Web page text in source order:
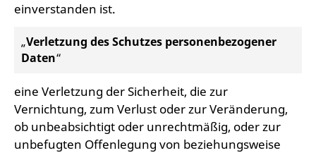
einverstanden ist.
„Verletzung des Schutzes personenbezogener
Daten“
eine Verletzung der Sicherheit, die zur
Vernichtung, zum Verlust oder zur Veränderung,
ob unbeabsichtigt oder unrechtmäßig, oder zur
unbefugten Offenlegung von beziehungsweise